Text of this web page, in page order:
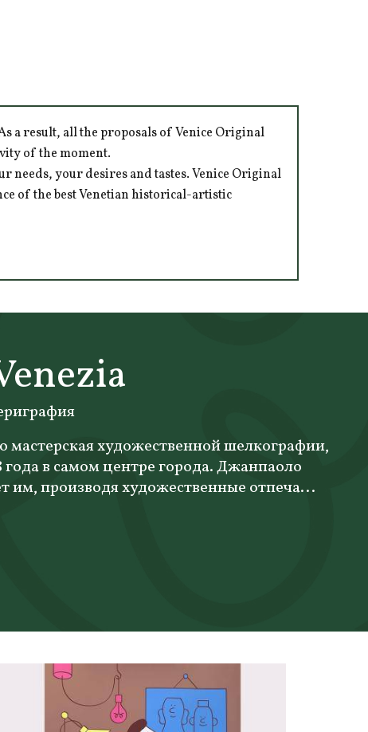
a result, all the proposals of Venice Original
of the moment.
needs, your desires and tastes. Venice Original
of the best Venetian historical-artistic
мастерская художественной шелкографии,
в самом центре города. Джанпаоло
им, производя художественные отпеча...